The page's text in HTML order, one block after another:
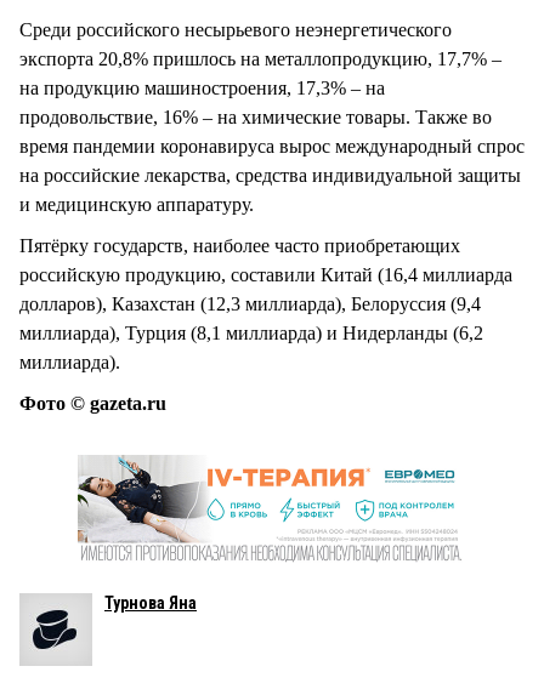
Среди российского несырьевого неэнергетического
экспорта 20,8% пришлось на металлопродукцию, 17,7% –
на продукцию машиностроения, 17,3% – на
продовольствие, 16% – на химические товары. Также во
время пандемии коронавируса вырос международный спрос
на российские лекарства, средства индивидуальной защиты
и медицинскую аппаратуру.
Пятёрку государств, наиболее часто приобретающих
российскую продукцию, составили Китай (16,4 миллиарда
долларов), Казахстан (12,3 миллиарда), Белоруссия (9,4
миллиарда), Турция (8,1 миллиарда) и Нидерланды (6,2
миллиарда).
Фото © gazeta.ru
Турнова Яна